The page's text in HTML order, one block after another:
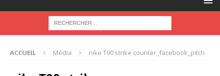
ACCUEIL Média nike T90 strike counter_facebook_pitch